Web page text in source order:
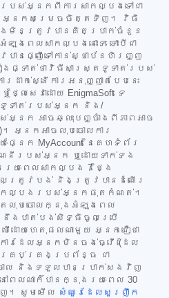
ស់អ្នកពីការសាកល្បងទៅជា
ើអ្នកសម្រេចចិត្តទិញ។ វិធី
មិនត្រូវបានគិតប្រាក់ចំនួន
ពេលសាកល្បងនោះទេ ទោះបីជា
បានផ្ញើទៅកាន់ស្ថាប័នហិរញ្ញ
ផ្ទាត់ថាវិធីសាស្ត្រទូទាត់របស់
ាក់ស្នើការអនុញ្ញាតបែបនេះ
ៃសេវាដោយ EnigmaSoft ទេ
ទូទាត់របស់អ្នក និង/
ក អាចឆ្លុះបញ្ចាំងពីភាពអាច
អ្នកអាចលុបចោលការ
ែក MyAccount នៃគេហទំព័រ
ណនីរបស់អ្នក ឬដោយទាក់ទង
រយៈពេលសាកល្បង 7 ថ្ងៃ
ែលត្រូវបង់ និងត្រូវបានដំណើរ
ាកល្បងរបស់អ្នកផុតកំណត់។
លុបចោលក្នុងអំឡុងពេល
ងបាត់បង់សិទ្ធិចូលប្រើ
ើដោយហេតុផលណាមួយ អ្នកជឿថា
ារដែលអ្នកមិនចង់ធ្វើ (ដែល
ារគ្រប់គ្រងប្រព័ន្ធ ជា
ល និងទទួលបានប្រាក់សងវិញ
ពេលណាក៏បានក្នុងរយៈពេល 30
។ សូមមើល សំណួរដែលសួរញឹក